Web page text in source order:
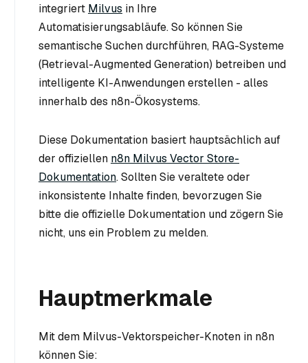
integriert Milvus in Ihre
Automatisierungsabläufe. So können Sie
semantische Suchen durchführen, RAG-Systeme
(Retrieval-Augmented Generation) betreiben und
intelligente KI-Anwendungen erstellen - alles
innerhalb des n8n-Ökosystems.
Diese Dokumentation basiert hauptsächlich auf
der offiziellen n8n Milvus Vector Store-
Dokumentation. Sollten Sie veraltete oder
inkonsistente Inhalte finden, bevorzugen Sie
bitte die offizielle Dokumentation und zögern Sie
nicht, uns ein Problem zu melden.
Hauptmerkmale
Mit dem Milvus-Vektorspeicher-Knoten in n8n
können Sie: